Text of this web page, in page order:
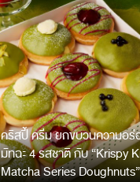
คริสปี้ ครีม ยกขบวนความอร่
มัทฉะ 4 รสชาติ กับ “Krispy
Matcha Series Doughnuts”